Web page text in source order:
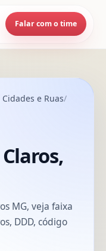
Falar com o time
Cidades e Ruas
MG, veja faixa
DDD, código